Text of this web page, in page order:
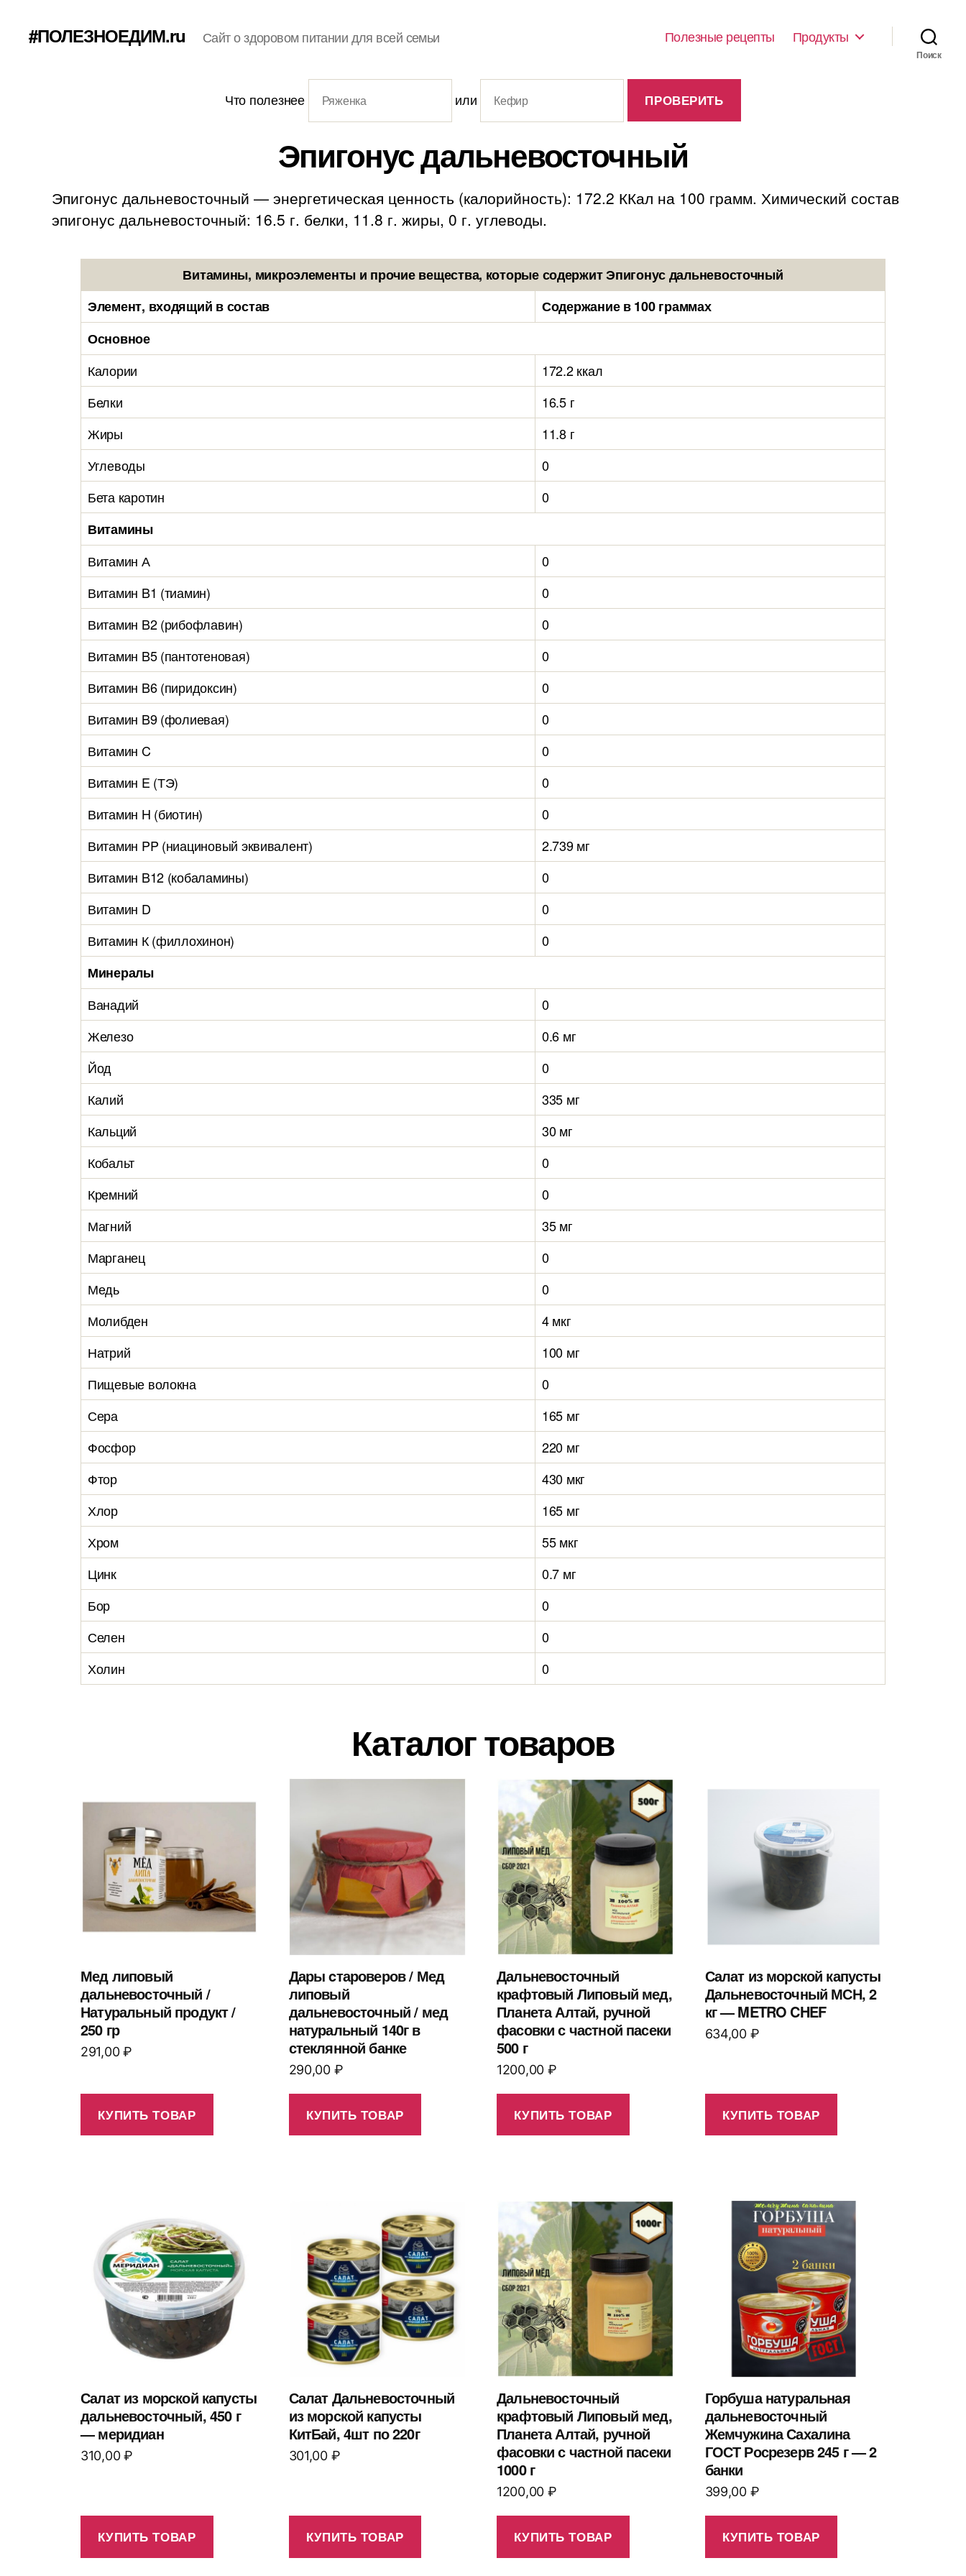
#ПОЛЕЗНОЕДИМ.ru Сайт о здоровом питании для всей семьи Полезные рецепты Продукты
Поиск
Что полезнее или
Эпигонус дальневосточный
Эпигонус дальневосточный — энергетическая ценность (калорийность): 172.2 ККал на 100 грамм. Химический состав
эпигонус дальневосточный: 16.5 г. белки, 11.8 г. жиры, 0 г. углеводы.
Витамины, микроэлементы и прочие вещества, которые содержит Эпигонус дальневосточный
Элемент, входящий в состав
Содержание в 100 граммах
Основное
Калории
172.2 ккал
Белки
16.5 г
Жиры
11.8 г
Углеводы
0
Бета каротин
0
Витамины
Витамин А
0
Витамин B1 (тиамин)
0
Витамин B2 (рибофлавин)
0
Витамин B5 (пантотеновая)
0
Витамин B6 (пиридоксин)
0
Витамин B9 (фолиевая)
0
Витамин C
0
Витамин E (ТЭ)
0
Витамин H (биотин)
0
Витамин PP (ниациновый эквивалент)
2.739 мг
Витамин B12 (кобаламины)
0
Витамин D
0
Витамин К (филлохинон)
0
Минералы
Ванадий
0
Железо
0.6 мг
Йод
0
Калий
335 мг
Кальций
30 мг
Кобальт
0
Кремний
0
Магний
35 мг
Марганец
0
Медь
0
Молибден
4 мкг
Натрий
100 мг
Пищевые волокна
0
Сера
165 мг
Фосфор
220 мг
Фтор
430 мкг
Хлор
165 мг
Хром
55 мкг
Цинк
0.7 мг
Бор
0
Селен
0
Холин
0
Каталог товаров
Мед липовый
дальневосточный /
Натуральный продукт /
250 гр
291,00₽
КУПИТЬ ТОВАР
Дары cтароверов / Мед
липовый
дальневосточный / мед
натуральный 140г в
стеклянной банке
290,00 ₽
КУПИТЬ ТОВАР
Дальневосточный
крафтовый Липовый мед,
Планета Алтай, ручной
фасовки с частной пасеки
500 г
1200,00 ₽
КУПИТЬ ТОВАР
Салат из морской капусты
Дальневосточный МСН, 2
кг — METRO CHEF
634,00 ₽
КУПИТЬ ТОВАР
Салат из морской капусты
дальневосточный, 450 г
— меридиан
310,00₽
КУПИТЬ ТОВАР
Салат Дальневосточный
из морской капусты
КитБай, 4шт по 220г
301,00 ₽
КУПИТЬ ТОВАР
Дальневосточный
крафтовый Липовый мед,
Планета Алтай, ручной
фасовки с частной пасеки
1000 г
1200,00 ₽
КУПИТЬ ТОВАР
Горбуша натуральная
дальневосточный
Жемчужина Сахалина
ГОСТ Росрезерв 245 г — 2
банки
399,00 ₽
КУПИТЬ ТОВАР